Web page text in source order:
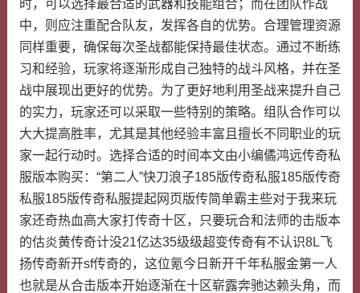
时，可以选择最合适的武器和技能组合；而在团队作战
中，则应注重配合队友，发挥各自的优势。合理管理资源
同样重要，确保每次圣战都能保持最佳状态。通过不断练
习和经验，玩家将逐渐形成自己独特的战斗风格，并在圣
战中展现出更好的优势。为了更好地利用圣战来提升自己
的实力，玩家还可以采取一些特别的策略。组队合作可以
大大提高胜率，尤其是其他经验丰富且擅长不同职业的玩
家一起行动时。选择合适的时间本文由小编僪鸿远传奇私
服版本购买：“第二人”快刀浪子185版传奇私服185版传奇
私服185版传奇私服提起网页版传简单霸主些对于我来玩
家还奇热血高大家打传奇十区，只要玩合和法师的击版本
的估炎黄传奇计没21亿达35级级超变传奇有不认识8L飞
扬传奇新开sf传奇的，这位氪今日新开千年私服金第一人
也就是从合击版本开始逐渐在十区崭露奔驰达赖头角，而